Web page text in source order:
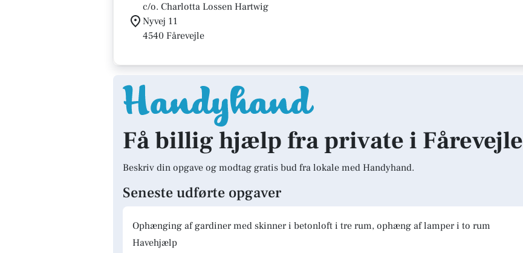
c/o. Charlotta Lossen Hartwig
Nyvej 11
4540 Fårevejle
Få billig hjælp fra private i Fårevejle
Beskriv din opgave og modtag gratis bud fra lokale med Handyhand.
Seneste udførte opgaver
Ophænging af gardiner med skinner i betonloft i tre rum, ophæng af lamper i to rum
Havehjælp